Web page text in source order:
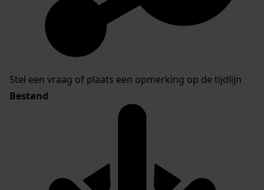
Stel een vraag of plaats een opmerking op de tijdlijn
Bestand